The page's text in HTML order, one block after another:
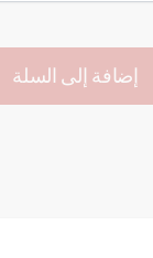
إضافة إلى السلة